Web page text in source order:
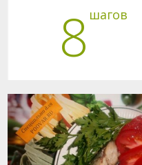
8 шагов